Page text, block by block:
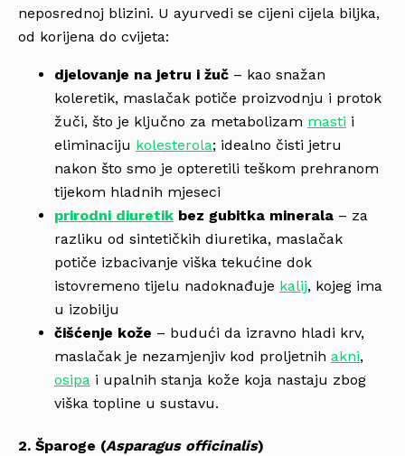
neposrednoj blizini. U ayurvedi se cijeni cijela biljka,
od korijena do cvijeta:
djelovanje na jetru i žuč – kao snažan
koleretik, maslačak potiče proizvodnju i protok
žuči, što je ključno za metabolizam masti i
eliminaciju kolesterola; idealno čisti jetru
nakon što smo je opteretili teškom prehranom
tijekom hladnih mjeseci
prirodni diuretik bez gubitka minerala – za
razliku od sintetičkih diuretika, maslačak
potiče izbacivanje viška tekućine dok
istovremeno tijelu nadoknađuje kalij, kojeg ima
u izobilju
čišćenje kože – budući da izravno hladi krv,
maslačak je nezamjenjiv kod proljetnih akni,
osipa i upalnih stanja kože koja nastaju zbog
viška topline u sustavu.
2. Šparoge (Asparagus officinalis)